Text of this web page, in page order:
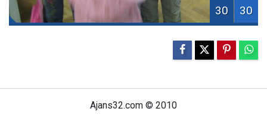
30 30
Ajans32.com © 2010